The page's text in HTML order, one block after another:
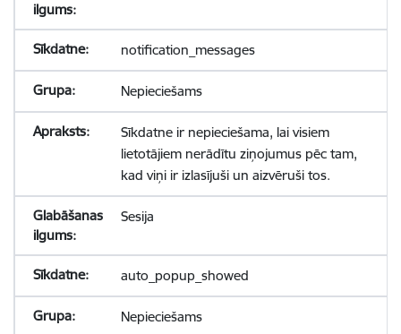
notification_messages
Nepieciešams
Sīkdatne ir nepieciešama, lai visiem
lietotājiem nerādītu ziņojumus pēc tam,
kad viņi ir izlasījuši un aizvēruši tos.
Sesija
auto_popup_showed
Nepieciešams